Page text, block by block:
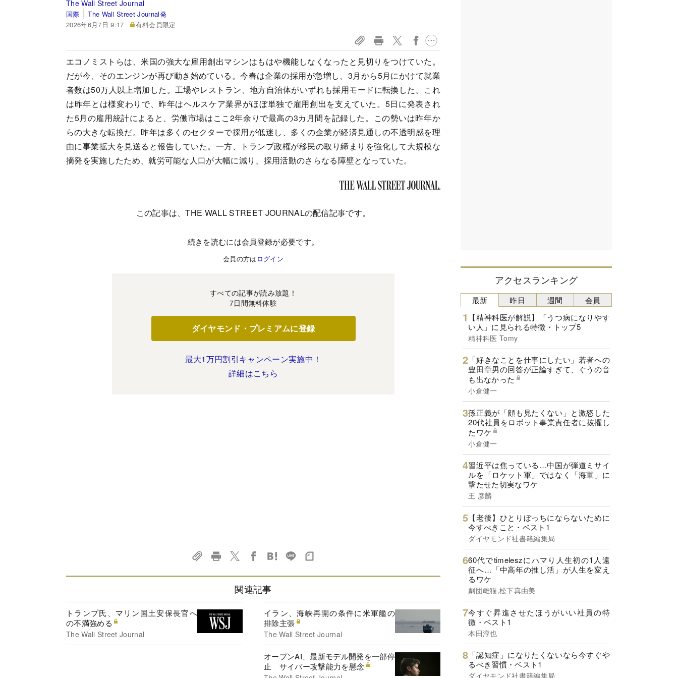
The Wall Street Journal
国際
The Wall Street Journal発
2026年6月7日 9:17
有料会員限定
エコノミストらは、米国の強大な雇用創出マシンはもはや機能しなくなったと見切りをつけていた。
だが今、そのエンジンが再び動き始めている。今春は企業の採用が急増し、3月から5月にかけて就業
者数は50万人以上増加した。工場やレストラン、地方自治体がいずれも採用モードに転換した。これ
は昨年とは様変わりで、昨年はヘルスケア業界がほぼ単独で雇用創出を支えていた。5日に発表され
た5月の雇用統計によると、労働市場はここ2年余りで最高の3カ月間を記録した。この勢いは昨年か
らの大きな転換だ。昨年は多くのセクターで採用が低迷し、多くの企業が経済見通しの不透明感を理
由に事業拡大を見送ると報告していた。一方、トランプ政権が移民の取り締まりを強化して大規模な
摘発を実施したため、就労可能な人口が大幅に減り、採用活動のさらなる障壁となっていた。
この記事は、THE WALL STREET JOURNALの配信記事です。
続きを読むには会員登録が必要です。
会員の方は ログイン
すべての記事が読み放題！
7日間無料体験
ダイヤモンド・プレミアムに登録
最大1万円割引キャンペーン実施中！
詳細はこちら
関連記事
トランプ氏、マリン国土安保長官へ
の不満強める
The Wall Street Journal
イラン、海峡再開の条件に米軍艦の
排除主張
The Wall Street Journal
オープンAI、最新モデル開発を一部停
止 サイバー攻撃能力を懸念
アクセスランキング
最新
【精神科医が解説】「うつ病になりやす
い人」に見られる特徴・トップ5
精神科医 Tomy
「好きなことを仕事にしたい」若者への
豊田章男の回答が正論すぎて、ぐうの音
も出なかった
小倉健一
孫正義が「顔も見たくない」と激怒した
20代社員をロボット事業責任者に抜擢し
たワケ
小倉健一
習近平は焦っている…中国が弾道ミサイ
ルを「ロケット軍」ではなく「海軍」に
撃たせた切実なワケ
王 彦麟
【老後】ひとりぼっちにならないために
今すべきこと・ベスト1
ダイヤモンド社書籍編集局
60代でtimeleszにハマり人生初の1人遠
征へ…「中高年の推し活」が人生を変え
るワケ
劇団雌猫,松下真由美
今すぐ昇進させたほうがいい社員の特
徴・ベスト1
本田淳也
「認知症」になりたくないなら今すぐや
るべき習慣・ベスト1
ダイヤモンド社書籍編集局
昨日 週間 会員